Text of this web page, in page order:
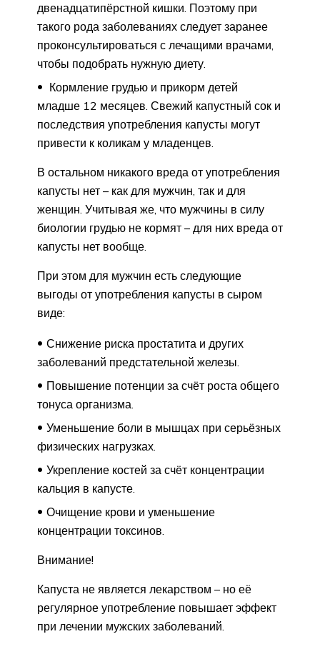
двенадцатипёрстной кишки. Поэтому при
такого рода заболеваниях следует заранее
проконсультироваться с лечащими врачами,
чтобы подобрать нужную диету.
Кормление грудью и прикорм детей
младше 12 месяцев. Свежий капустный сок и
последствия употребления капусты могут
привести к коликам у младенцев.
В остальном никакого вреда от употребления
капусты нет – как для мужчин, так и для
женщин. Учитывая же, что мужчины в силу
биологии грудью не кормят – для них вреда от
капусты нет вообще.
При этом для мужчин есть следующие
выгоды от употребления капусты в сыром
виде:
Снижение риска простатита и других
заболеваний предстательной железы.
Повышение потенции за счёт роста общего
тонуса организма.
Уменьшение боли в мышцах при серьёзных
физических нагрузках.
Укрепление костей за счёт концентрации
кальция в капусте.
Очищение крови и уменьшение
концентрации токсинов.
Внимание!
Капуста не является лекарством – но её
регулярное употребление повышает эффект
при лечении мужских заболеваний.